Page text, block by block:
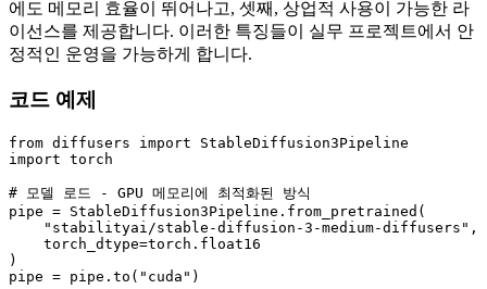
에도 메모리 효율이 뛰어나고, 셋째, 상업적 사용이 가능한 라
이선스를 제공합니다. 이러한 특징들이 실무 프로젝트에서 안
정적인 운영을 가능하게 합니다.
코드 예제
from diffusers import
import torch
# 모델 로드 - GPU 메모리에 최적화된 방식
pipe = StableDiffusion3Pipeline.from_pretrained(
"stabilityai/stable-diffusion-3-medium-diffusers" ,
    torch_dtype=torch.float16
)
pipe = pipe.to( "cuda" )